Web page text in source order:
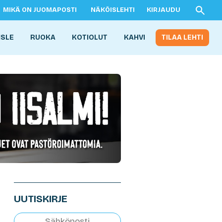
MIKÄ ON JUOMAPOSTI NÄKÖISLEHTI KIRJAUDU
RUOKA KOTIOLUT KAHVI TILAA LEHTI
UUTISKIRJE